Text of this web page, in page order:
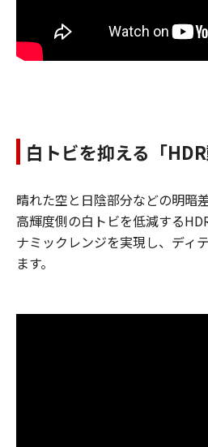
白トビを抑える「HDR
晴れた空と日陰部分などの明暗
高輝度側の白トビを低減する
ナミックレンジを実現し、ディ
ます。